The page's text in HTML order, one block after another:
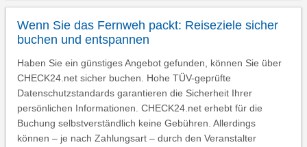
Wenn Sie das Fernweh packt: Reiseziele sicher
buchen und entspannen
Haben Sie ein günstiges Angebot gefunden, können Sie über
CHECK24.net sicher buchen. Hohe TÜV-geprüfte
Datenschutzstandards garantieren die Sicherheit Ihrer
persönlichen Informationen. CHECK24.net erhebt für die
Buchung selbstverständlich keine Gebühren. Allerdings
können – je nach Zahlungsart – durch den Veranstalter